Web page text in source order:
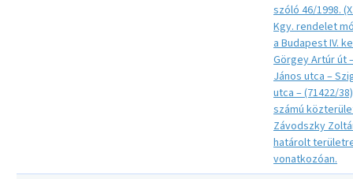
szóló 46/1998.
Kgy. rendelet
a Budapest IV.
Görgey Artúr út
János utca –
utca – (71422/
számú
Závodszky
határolt
vonatkozóan.